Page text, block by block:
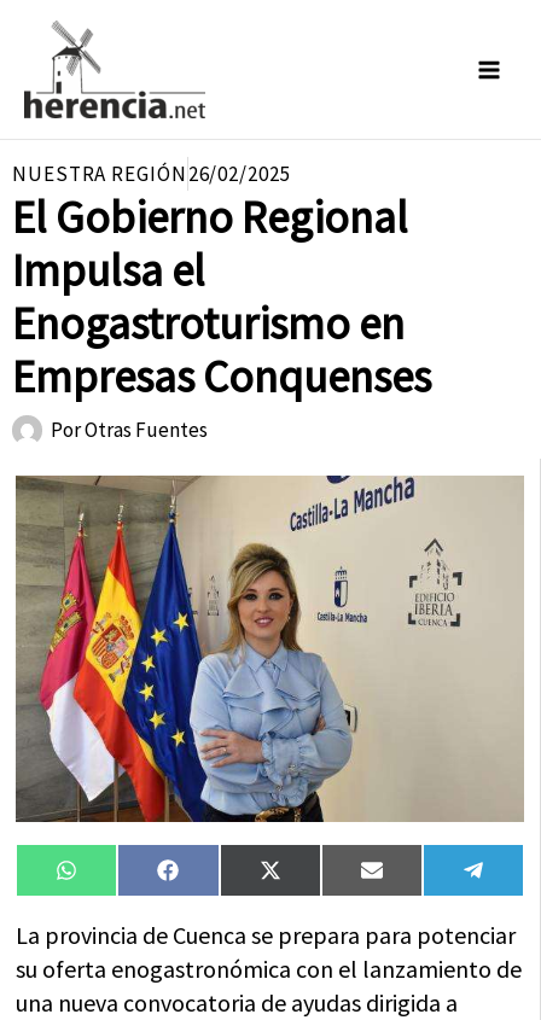
contenido
NUESTRA REGIÓN26/02/2025
El Gobierno Regional
Impulsa el
Enogastroturismo en
Empresas Conquenses
PorOtras Fuentes
Compartir
en
WhatsAppCompartir
en
FacebookCompartir
en
X
(Twitter)
Compartir
en
Email
en
La provincia de Cuenca se prepara para potenciar
su oferta enogastronómica con el lanzamiento de
una nueva convocatoria de ayudas dirigida a